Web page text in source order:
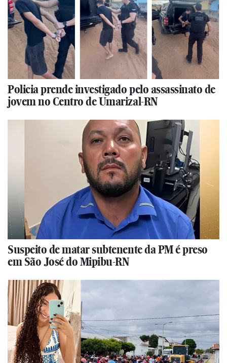
Policia prende investigado pelo assassinato de
jovem no Centro de Umarizal-RN
Suspeito de matar subtenente da PM é preso
em São José do Mipibu-RN